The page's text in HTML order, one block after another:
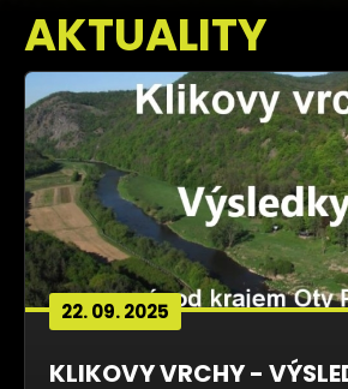
AKTUALITY
22. 09. 2025
KLIKOVY VRCHY -